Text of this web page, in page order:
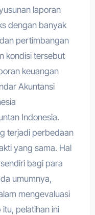
laporan
dengan banyak
pertimbangan
kondisi tersebut
keuangan
Akuntansi
Indonesia.
terjadi perbedaan
yang sama. Hal
bagi para
umumnya,
mengevaluasi
pelatihan ini